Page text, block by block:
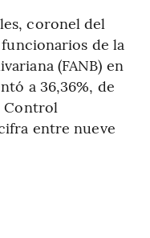
coronel del
de la
(FANB) en
a 36,36%, de
Control
entre nueve